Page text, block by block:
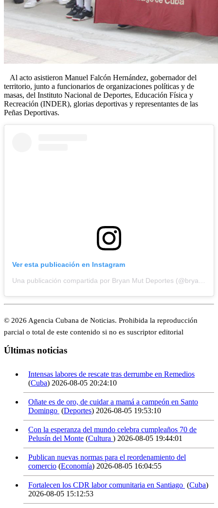
Al acto asistieron Manuel Falcón Hernández, gobernador del
territorio, junto a funcionarios de organizaciones políticas y de
masas, del Instituto Nacional de Deportes, Educación Física y
Recreación (INDER), glorias deportivas y representantes de las
Peñas Deportivas.
Ver esta publicación en Instagram
© 2026 Agencia Cubana de Noticias. Prohibida la reproducción
parcial o total de este contenido si no es suscriptor editorial
Últimas noticias
Intensas labores de rescate tras derrumbe en Remedios
(Cuba) 2026-08-05 20:24:10
Oñate es de oro, de cuidar a mamá a campeón en Santo
Domingo (Deportes) 2026-08-05 19:53:10
Con la esperanza del mundo celebra cumpleaños 70 de
Pelusín del Monte (Cultura ) 2026-08-05 19:44:01
Publican nuevas normas para el reordenamiento del
comercio (Economía) 2026-08-05 16:04:55
Fortalecen los CDR labor comunitaria en Santiago (Cuba)
2026-08-05 15:12:53